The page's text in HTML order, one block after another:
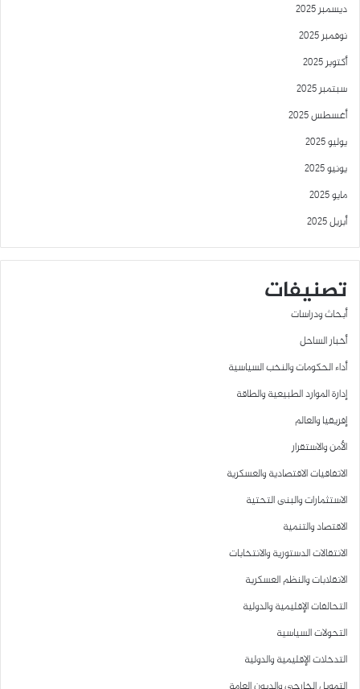
ديسمبر 2025
نوفمبر 2025
أكتوبر 2025
سبتمبر 2025
أغسطس 2025
يوليو 2025
يونيو 2025
مايو 2025
أبريل 2025
تصنيفات
أبحاث ودراسات
أخبار الساحل
أداء الحكومات والنخب السياسية
إدارة الموارد الطبيعية والطاقة
إفريقيا والعالم
الأمن والاستقرار
الاتفاقيات الاقتصادية والعسكرية
الاستثمارات والبنى التحتية
الاقتصاد والتنمية
الانتقالات الدستورية والانتخابات
الانقلابات والنظم العسكرية
التحالفات الإقليمية والدولية
التحولات السياسية
التدخلات الإقليمية والدولية